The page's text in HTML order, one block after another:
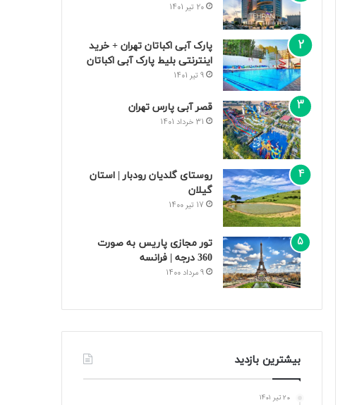
20 تیر 1401
پارک آبی اکباتان تهران + خرید
اینترنتی بلیط پارک آبی اکباتان
9 تیر 1401
قصر آبی پارس تهران
31 خرداد 1401
روستای گلدیان رودبار | استان
گیلان
17 تیر 1400
تور مجازی پاریس به صورت
360 درجه | فرانسه
9 مرداد 1400
بیشترین بازدید
20 تیر 1401